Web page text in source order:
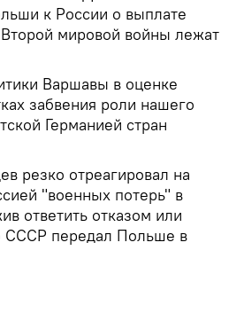
к России о выплате
мировой войны лежат
Варшавы в оценке
забвения роли нашего
Германией стран
резко отреагировал на
"военных потерь" в
ответить отказом или
СССР передал Польше в